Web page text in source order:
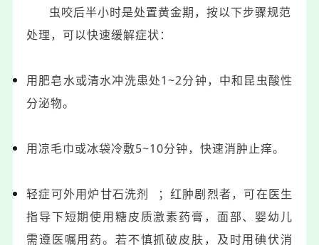
虫咬后半小时是处置黄金期，按以下步骤规范
处理， 可以快速缓解症状：
用肥皂水或清水冲洗患处1~2分钟，中和昆虫酸性
分泌物。
用凉毛巾或冰袋冷敷5~10分钟，快速消肿止痒。
轻症可外用炉甘石洗剂
；红肿剧烈者，可在医生
指导下短期使用糖皮质激素药膏，面部、婴幼儿
需遵医嘱用药。若不慎抓破皮肤，及时用碘伏消